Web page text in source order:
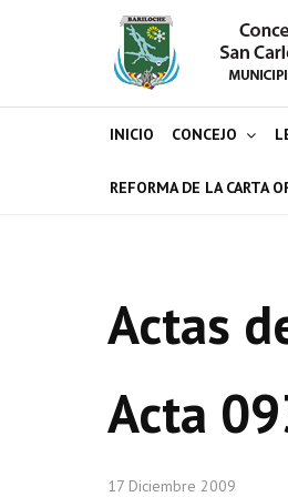
INICIO CONCEJO
REFORMA DE LA CARTA
Actas
Acta
17 Diciembre 2009